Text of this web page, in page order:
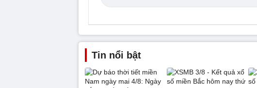
Tin nổi bật